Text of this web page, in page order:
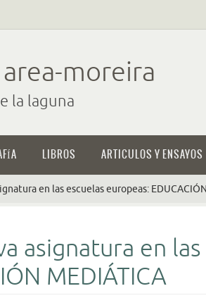
moreira
la laguna
LIBROS ARTICULOS Y ENSAYOS
en las escuelas europeas:
asignatura en
MEDIÁTICA